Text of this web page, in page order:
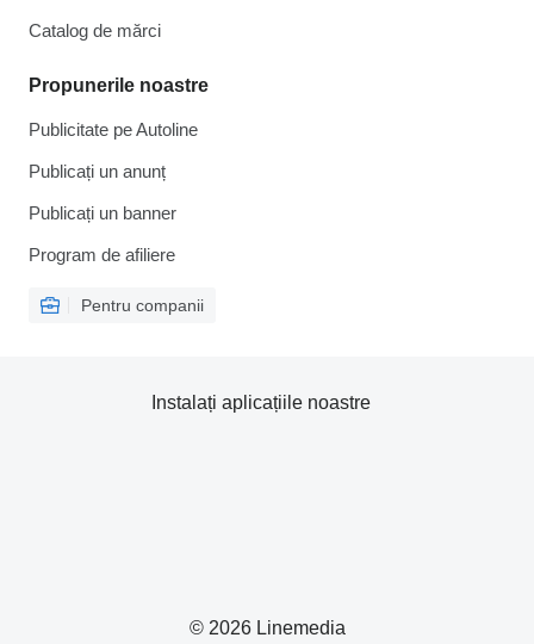
Catalog de mărcі
Propunerile noastre
Publicitate pe Autoline
Publicați un anunț
Publicați un banner
Program de afiliere
Pentru companii
© 2026 Linemedia
Instalați aplicațiile noastre